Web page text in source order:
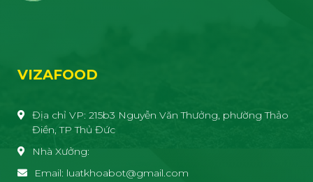
VIZAFOOD
Địa chỉ VP: 215b3 Nguyễn Văn Thưởng, phường Thảo
Điền, TP Thủ Đức
Nhà Xưởng:
Email: luatkhoabot@gmail.com